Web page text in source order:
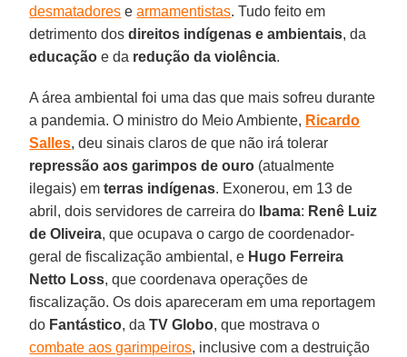
desmatadores earmamentistas. Tudo feito em
detrimento dosdireitos indígenas e ambientais, da
educação e da redução da violência.
A área ambiental foi uma das que mais sofreu durante
a pandemia. O ministro do Meio Ambiente, Ricardo
Salles, deu sinais claros de que não irá tolerar
repressão aos garimpos de ouro (atualmente
ilegais) emterras indígenas. Exonerou, em 13 de
abril, dois servidores de carreira do
Ibama: Renê Luiz
de Oliveira, que ocupava o cargo de coordenador-
geral de fiscalização ambiental, e Hugo Ferreira
Netto Loss, que coordenava operações de
fiscalização. Os dois apareceram em uma reportagem
do Fantástico, daTV Globo, que mostrava o
combate aos garimpeiros, inclusive com a destruição